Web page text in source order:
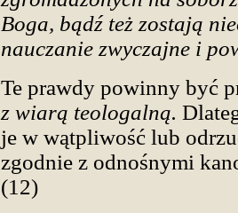
Boga, bądź też zostają
nauczanie zwyczajne i
Te prawdy powinny być
z wiarą teologalną.
je w wątpliwość lub
zgodnie z odnośnymi
(12)